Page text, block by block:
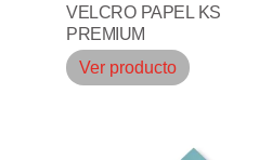
VELCRO PAPEL KS
PREMIUM
Ver producto